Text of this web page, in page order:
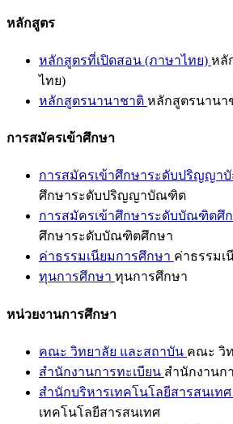
หลักสูตร
หลักสูตรที่เปิดสอน (ภาษาไทย) หลั
ไทย)
หลักสูตรนานาชาติ หลักสูตรนานา
การสมัครเข้าศึกษา
การสมัครเข้าศึกษาระดับปริญญา
ศึกษาระดับปริญญาบัณฑิต
การสมัครเข้าศึกษาระดับบัณฑิตศึ
ศึกษาระดับบัณฑิตศึกษา
ค่าธรรมเนียมการศึกษา ค่าธรรมเ
ทุนการศึกษา ทุนการศึกษา
หน่วยงานการศึกษา
คณะ วิทยาลัย และสถาบัน คณะ วิ
สำนักงานการทะเบียน สำนักงานก
สำนักบริหารเทคโนโลยีสารสนเทศ
เทคโนโลยีสารสนเทศ